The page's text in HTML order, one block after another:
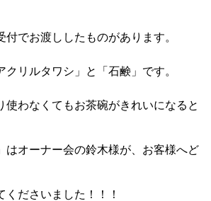
でお渡ししたものがあります。
クリルタワシ」と「石鹸」です。
使わなくてもお茶碗がきれいになると
はオーナー会の鈴木様が、お客様へど
ださいました！！！